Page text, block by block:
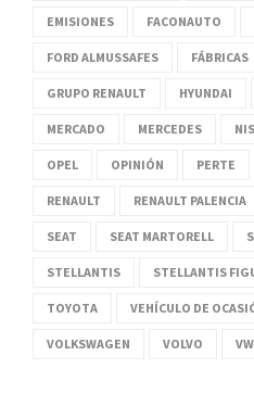
EMISIONES FACONAUTO
FORD ALMUSSAFES FÁBRICAS
GRUPO RENAULT HYUNDAI
MERCADO MERCEDES
OPEL OPINIÓN PERTE
RENAULT RENAULT PALENCIA
SEAT SEAT MARTORELL
STELLANTIS STELLANTIS
TOYOTA VEHÍCULO DE
VOLKSWAGEN VOLVO